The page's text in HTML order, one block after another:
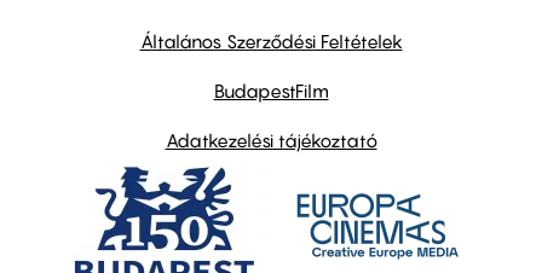
Általános Szerződési Feltételek
BudapestFilm
Adatkezelési tájékoztató